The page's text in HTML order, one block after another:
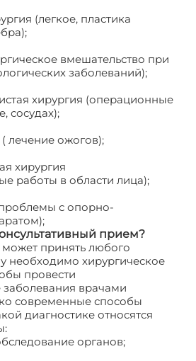
(легкое, пластика
вмешательство при
заболеваний);
хирургия (операционные
сосудах);
лечение ожогов);
хирургия
работы в области лица);
с опорно-
прием?
может принять любого
необходимо хирургическое
провести
врачами
современные способы
диагностике относятся
органов;